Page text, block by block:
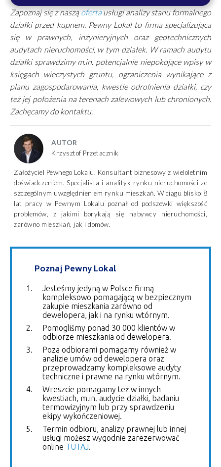
Zapoznaj się z nasząofertausługi analizy stanu formalnego
działki przed kupnem. Pewny Lokal to firma specjalizująca
się w prawnych, inżynieryjnych oraz geotechnicznych
audytach nieruchomości, w tym działek. W ramach audytu
działki sprawdzimy m.in. potencjalnie niepokojące wpisy w
księgach wieczystych gruntu, ograniczenia wynikające z
planu zagospodarowania, kwestie odrolnienia działki, czy
też jej położenia na terenach zalewowych lub chronionych.
Zachęcamy do kontaktu.
AUTOR
Krzysztof Przetacznik
Założyciel Pewnego Lokalu. Konsultant biznesowy z wieloletnim
doświadczeniem. Specjalista i analityk rynku nieruchomości ze
szczególnym uwzględnieniem rynku mieszkań. W ciągu blisko 8
lat pracy w Pewnym Lokalu poznał od podszewki większość
problemów, z jakimi borykają się nabywcy nieruchomości,
zarówno mieszkań, jak i domów.
Poznaj Pewny Lokal
Jesteśmy jedyną w Polsce firmą
kompleksowo pomagającą w bezpiecznym
zakupie mieszkania zarówno od
dewelopera, jak i na rynku wtórnym.
Pomogliśmy ponad 30 000 klientów w
odbiorze mieszkania od dewelopera.
Poza odbiorami pomagamy również w
analizie umów od dewelopera oraz
przeprowadzamy kompleksowe audyty
techniczne i prawne na rynku wtórnym.
Wreszcie pomagamy też w innych
kwestiach, m.in. audycie działki, badaniu
termowizyjnym lub przy sprawdzeniu
ekipy wykończeniowej.
Termin odbioru, analizy prawnej lub innej
usługi możesz wygodnie zarezerwować
online TUTAJ